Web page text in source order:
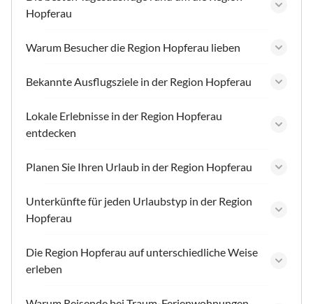
Hopferau
Warum Besucher die Region Hopferau lieben
Bekannte Ausflugsziele in der Region Hopferau
Lokale Erlebnisse in der Region Hopferau
entdecken
Planen Sie Ihren Urlaub in der Region Hopferau
Unterkünfte für jeden Urlaubstyp in der Region
Hopferau
Die Region Hopferau auf unterschiedliche Weise
erleben